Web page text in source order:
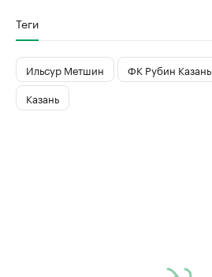
Теги
Ильсур Метшин ФК Рубин Казань
Казань